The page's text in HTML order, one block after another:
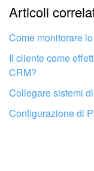
Troppo breve,
Non mi
Articoli
Come monitorare
Il cliente come
CRM?
Collegare sistemi
Configurazione di